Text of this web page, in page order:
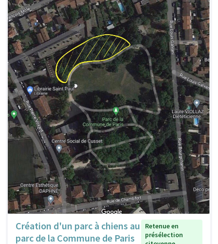
Création d'un parc à chiens au
parc de la Commune de Paris
Retenue en
présélection